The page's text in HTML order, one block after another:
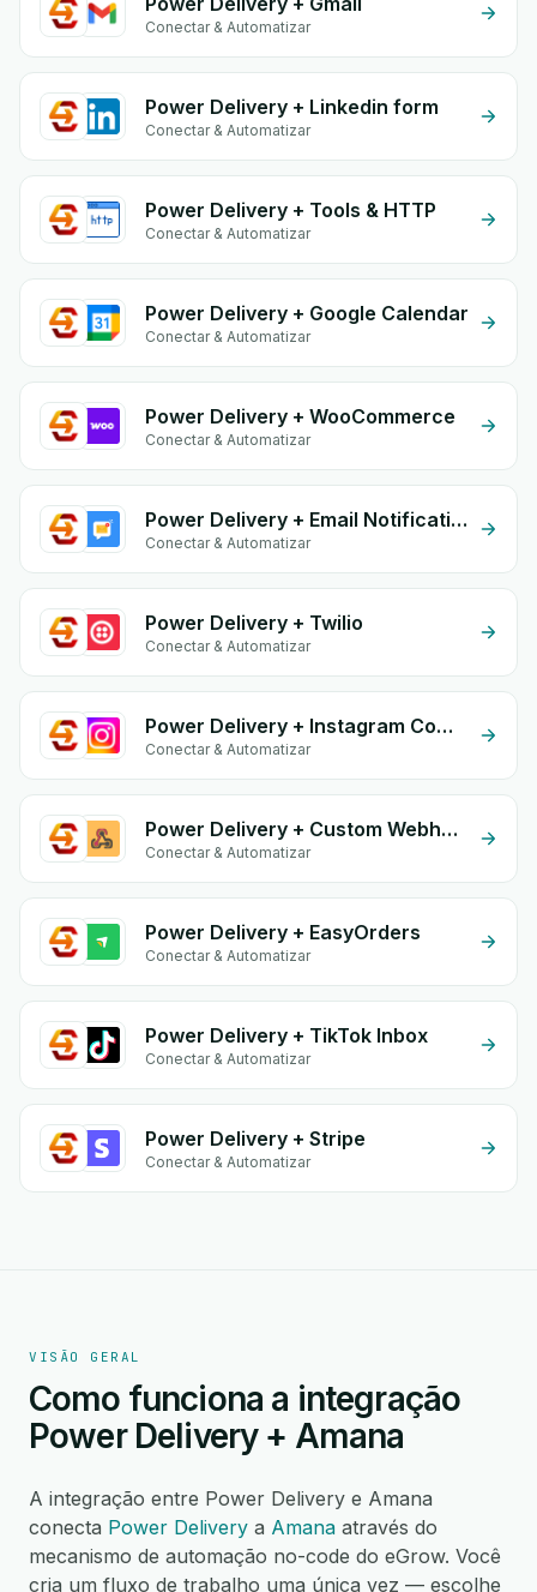
Conectar & Automatizar
Power Delivery + Linkedin form
Conectar & Automatizar
Power Delivery + Tools & HTTP
Conectar & Automatizar
Power Delivery + Google Calendar
Conectar & Automatizar
Power Delivery + WooCommerce
Conectar & Automatizar
Power Delivery + Email Notifications by eGrow
Conectar & Automatizar
Power Delivery + Twilio
Conectar & Automatizar
Power Delivery + Instagram Comment
Conectar & Automatizar
Power Delivery + Custom Webhook
Conectar & Automatizar
Power Delivery + EasyOrders
Conectar & Automatizar
Power Delivery + TikTok Inbox
Conectar & Automatizar
Power Delivery + Stripe
Conectar & Automatizar
VISÃO GERAL
Como funciona a integração
Power Delivery + Amana
A integração entre Power Delivery e Amana
conecta Power Delivery a Amana através do
mecanismo de automação no-code do eGrow. Você
cria um fluxo de trabalho uma única vez — escolhe